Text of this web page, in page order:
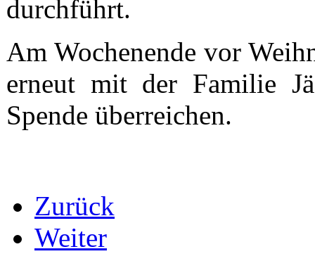
durchführt.
Am Wochenende vor
erneut mit der Familie
Spende überreichen.
Zurück
Weiter